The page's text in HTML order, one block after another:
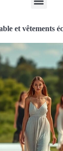
et vêtements